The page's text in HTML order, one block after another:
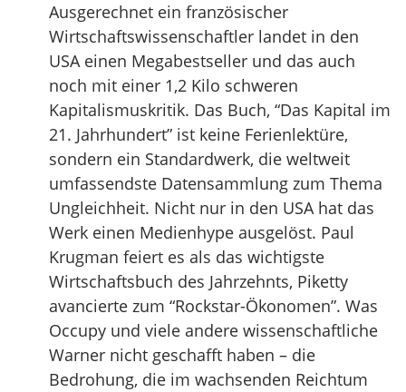
Ausgerechnet ein französischer
Wirtschaftswissenschaftler landet in den
USA einen Megabestseller und das auch
noch mit einer 1,2 Kilo schweren
Kapitalismuskritik. Das Buch, “Das Kapital im
21. Jahrhundert” ist keine Ferienlektüre,
sondern ein Standardwerk, die weltweit
umfassendste Datensammlung zum Thema
Ungleichheit. Nicht nur in den USA hat das
Werk einen Medienhype ausgelöst. Paul
Krugman feiert es als das wichtigste
Wirtschaftsbuch des Jahrzehnts, Piketty
avancierte zum “Rockstar-Ökonomen”. Was
Occupy und viele andere wissenschaftliche
Warner nicht geschafft haben – die
Bedrohung, die im wachsenden Reichtum